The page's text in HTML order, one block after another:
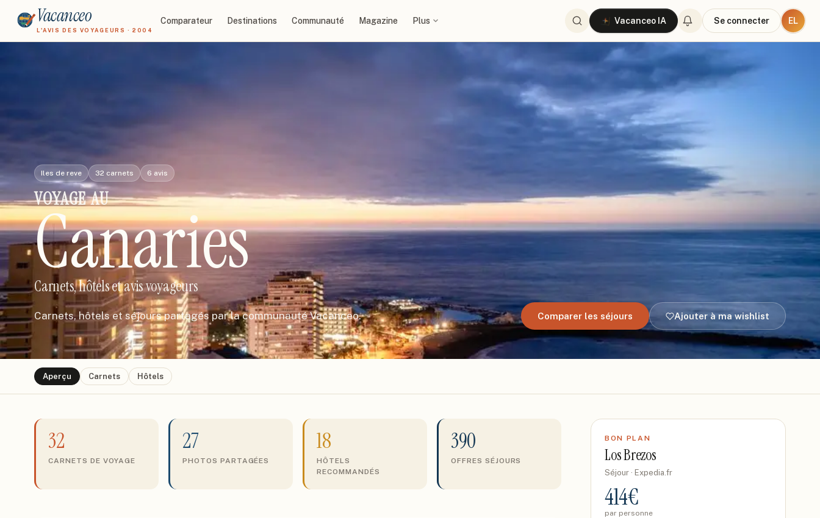
Vacanceo
L'AVIS DES VOYAGEURS · 2004
Comparateur Destinations Communauté Magazine Plus Vacanceo IA Se connecter EL
Iles de reve 32 carnets 6 avis
VOYAGEAU
Canaries
Carnets, hôtels et avis voyageurs
Carnets, hôtels et séjours partagés par la communauté Vacanceo. Comparer les séjours Ajouter à ma wishlist
Aperçu Carnets Hôtels
32
CARNETS DE VOYAGE
27
PHOTOS PARTAGÉES
18
HÔTELS
RECOMMANDÉS
390
OFFRES SÉJOURS
BON PLAN
Los Brezos
Séjour · Expedia.fr
414€
par personne